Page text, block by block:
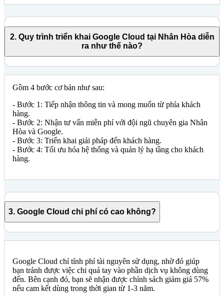
2. Quy trình triển khai Google Cloud tại Nhân Hòa diễn
ra như thế nào?
Gồm 4 bước cơ bản như sau:
- Bước 1: Tiếp nhận thông tin và mong muốn từ phía khách
hàng.
- Bước 2: Nhận tư vấn miễn phí với đội ngũ chuyên gia Nhân
Hòa và Google.
- Bước 3: Triển khai giải pháp đến khách hàng.
- Bước 4: Tối ưu hóa hệ thống và quản lý hạ tầng cho khách
hàng.
3. Google Cloud chi phí có cao không?
Google Cloud chỉ tính phí tài nguyên sử dụng, nhờ đó giúp
bạn tránh được việc chi quá tay vào phần dịch vụ không dùng
đến. Bên cạnh đó, bạn sẽ nhận được chính sách giảm giá 57%
nếu cam kết dùng trong thời gian từ 1-3 năm.